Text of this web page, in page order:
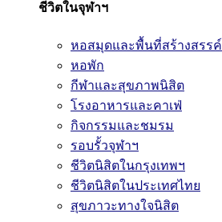
ชีวิตในจุฬาฯ
หอสมุดและพื้นที่สร้างสรรค์
หอพัก
กีฬาและสุขภาพนิสิต
โรงอาหารและคาเฟ่
กิจกรรมและชมรม
รอบรั้วจุฬาฯ
ชีวิตนิสิตในกรุงเทพฯ
ชีวิตนิสิตในประเทศไทย
สุขภาวะทางใจนิสิต